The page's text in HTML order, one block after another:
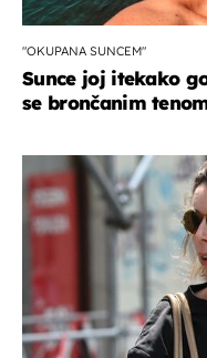
"OKUPANA SUNCEM"
Sunce joj itekako
se brončanim